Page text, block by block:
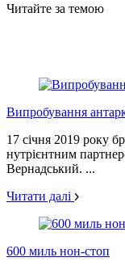
Читайте за темою
Випробування
17 січня 2019 року
нутрієнтним
Вернадський. ...
Читати далі
600 миль нон-стоп